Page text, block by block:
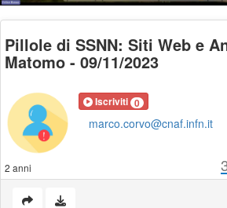
Pillole di SSNN: Siti Web e
Matomo - 09/11/2023
Iscriviti 0
marco.corvo@cnaf.infn.it
2 anni